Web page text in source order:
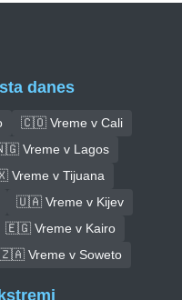
danes
🇨🇴 Vreme v Cali
Vreme v Lagos
v Tijuana
🇺🇦 Vreme v Kijev
🇪🇬 Vreme v Kairo
🇿🇦 Vreme v Soweto